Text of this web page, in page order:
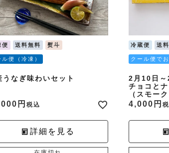
便 送料無料 熨斗
ル便（冷凍）
うなぎ味わいセット
税込
詳細を見る
冷蔵便 送
クール便で
2月10日
チョコと
（スモー
4,000